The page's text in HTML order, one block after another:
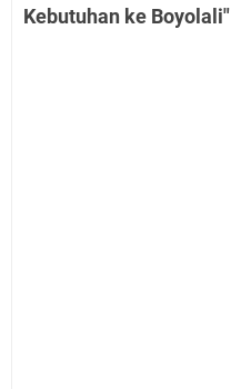
Kebutuhan ke Boyolali"